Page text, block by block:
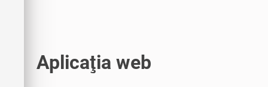
Aplicaţia web